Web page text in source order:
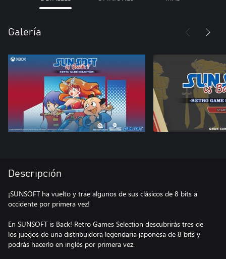
Galería
Descripción
¡SUNSOFT ha vuelto y trae algunos de sus clásicos de 8 bits a
occidente por primera vez!
En SUNSOFT is Back! Retro Games Selection descubrirás tres de
los juegos de una distribuidora legendaria japonesa de 8 bits y
podrás hacerlo en inglés por primera vez.